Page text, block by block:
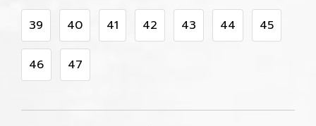
39 40 41 42 43 44 45
46 47